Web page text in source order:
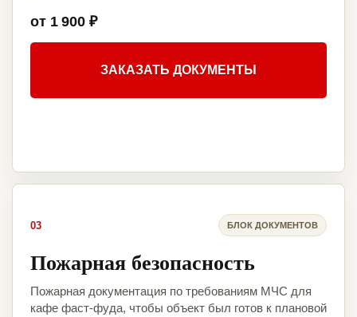
от 1 900 ₽
ЗАКАЗАТЬ ДОКУМЕНТЫ
03 БЛОК ДОКУМЕНТОВ
Пожарная безопасность
Пожарная документация по требованиям МЧС для
кафе фаст-фуда, чтобы объект был готов к плановой